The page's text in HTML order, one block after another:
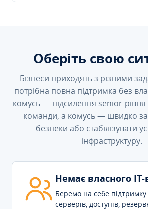
Оберіть свою
Бізнеси приходять з різними
потрібна повна підтримка без
комусь — підсилення senior-рівня
команди, а комусь — швидко
безпеки або стабілізувати
інфраструктуру.
Немає власного IT-
Беремо на себе підтримку
серверів, доступів,